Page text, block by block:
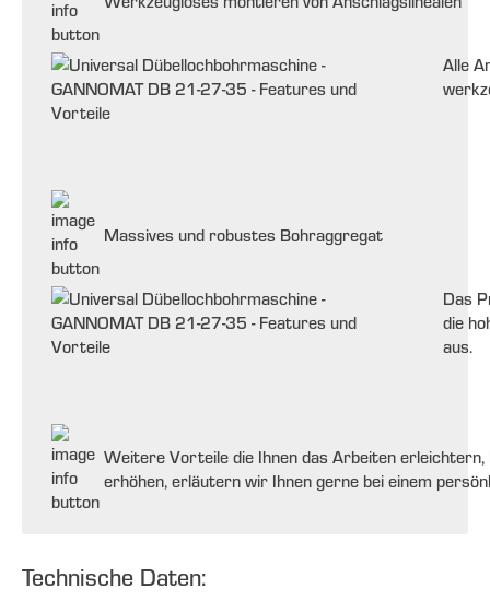
Alle
Massives und robustes Bohraggregat
Das
die
aus.
Weitere Vorteile die Ihnen das Arbeiten
erhöhen, erläutern wir Ihnen gerne bei einem
Technische Daten: